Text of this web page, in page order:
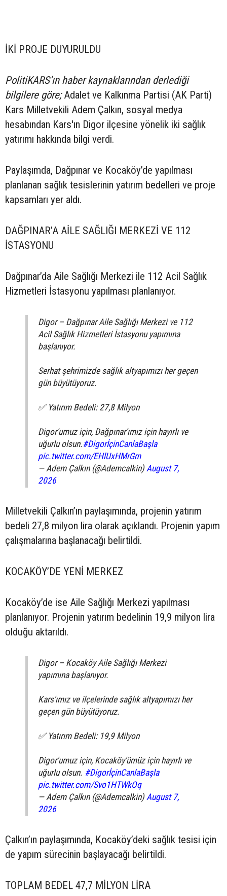
İKİ PROJE DUYURULDU
PolitiKARS’ın haber kaynaklarından derlediği
bilgilere göre;Adalet ve Kalkınma Partisi (AK Parti)
Kars Milletvekili Adem Çalkın, sosyal medya
hesabından Kars'ın Digor ilçesine yönelik iki sağlık
yatırımı hakkında bilgi verdi.
Paylaşımda, Dağpınar ve Kocaköy’de yapılması
planlanan sağlık tesislerinin yatırım bedelleri ve proje
kapsamları yer aldı.
DAĞPINAR’A AİLE SAĞLIĞI MERKEZİ VE 112
İSTASYONU
Dağpınar’da Aile Sağlığı Merkezi ile 112 Acil Sağlık
Hizmetleri İstasyonu yapılması planlanıyor.
Digor – Dağpınar Aile Sağlığı Merkezi ve 112
Acil Sağlık Hizmetleri İstasyonu yapımına
başlanıyor.
Serhat şehrimizde sağlık altyapımızı her geçen
gün büyütüyoruz.
✅ Yatırım Bedeli: 27,8 Milyon
Digor'umuz için, Dağpınar'ımız için hayırlı ve
uğurlu olsun.#DigorİçinCanlaBaşla
pic.twitter.com/EHlUxHMrGm
— Adem Çalkın (@Ademcalkin)August 7,
2026
Milletvekili Çalkın’ın paylaşımında, projenin yatırım
bedeli 27,8 milyon lira olarak açıklandı. Projenin yapım
çalışmalarına başlanacağı belirtildi.
KOCAKÖY’DE YENİ MERKEZ
Kocaköy’de ise Aile Sağlığı Merkezi yapılması
planlanıyor. Projenin yatırım bedelinin 19,9 milyon lira
olduğu aktarıldı.
Digor – Kocaköy Aile Sağlığı Merkezi
yapımına başlanıyor.
Kars'ımız ve ilçelerinde sağlık altyapımızı her
geçen gün büyütüyoruz.
✅ Yatırım Bedeli: 19,9 Milyon
Digor'umuz için, Kocaköy'ümüz için hayırlı ve
uğurlu olsun. #DigorİçinCanlaBaşla
pic.twitter.com/Svo1HTWkOq
— Adem Çalkın (@Ademcalkin)August 7,
2026
Çalkın’ın paylaşımında, Kocaköy’deki sağlık tesisi için
de yapım sürecinin başlayacağı belirtildi.
TOPLAM BEDEL 47,7 MİLYON LİRA